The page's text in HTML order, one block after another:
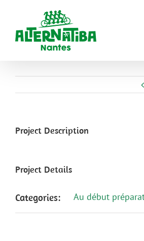
Project Description
Project Details
Categories: Au début